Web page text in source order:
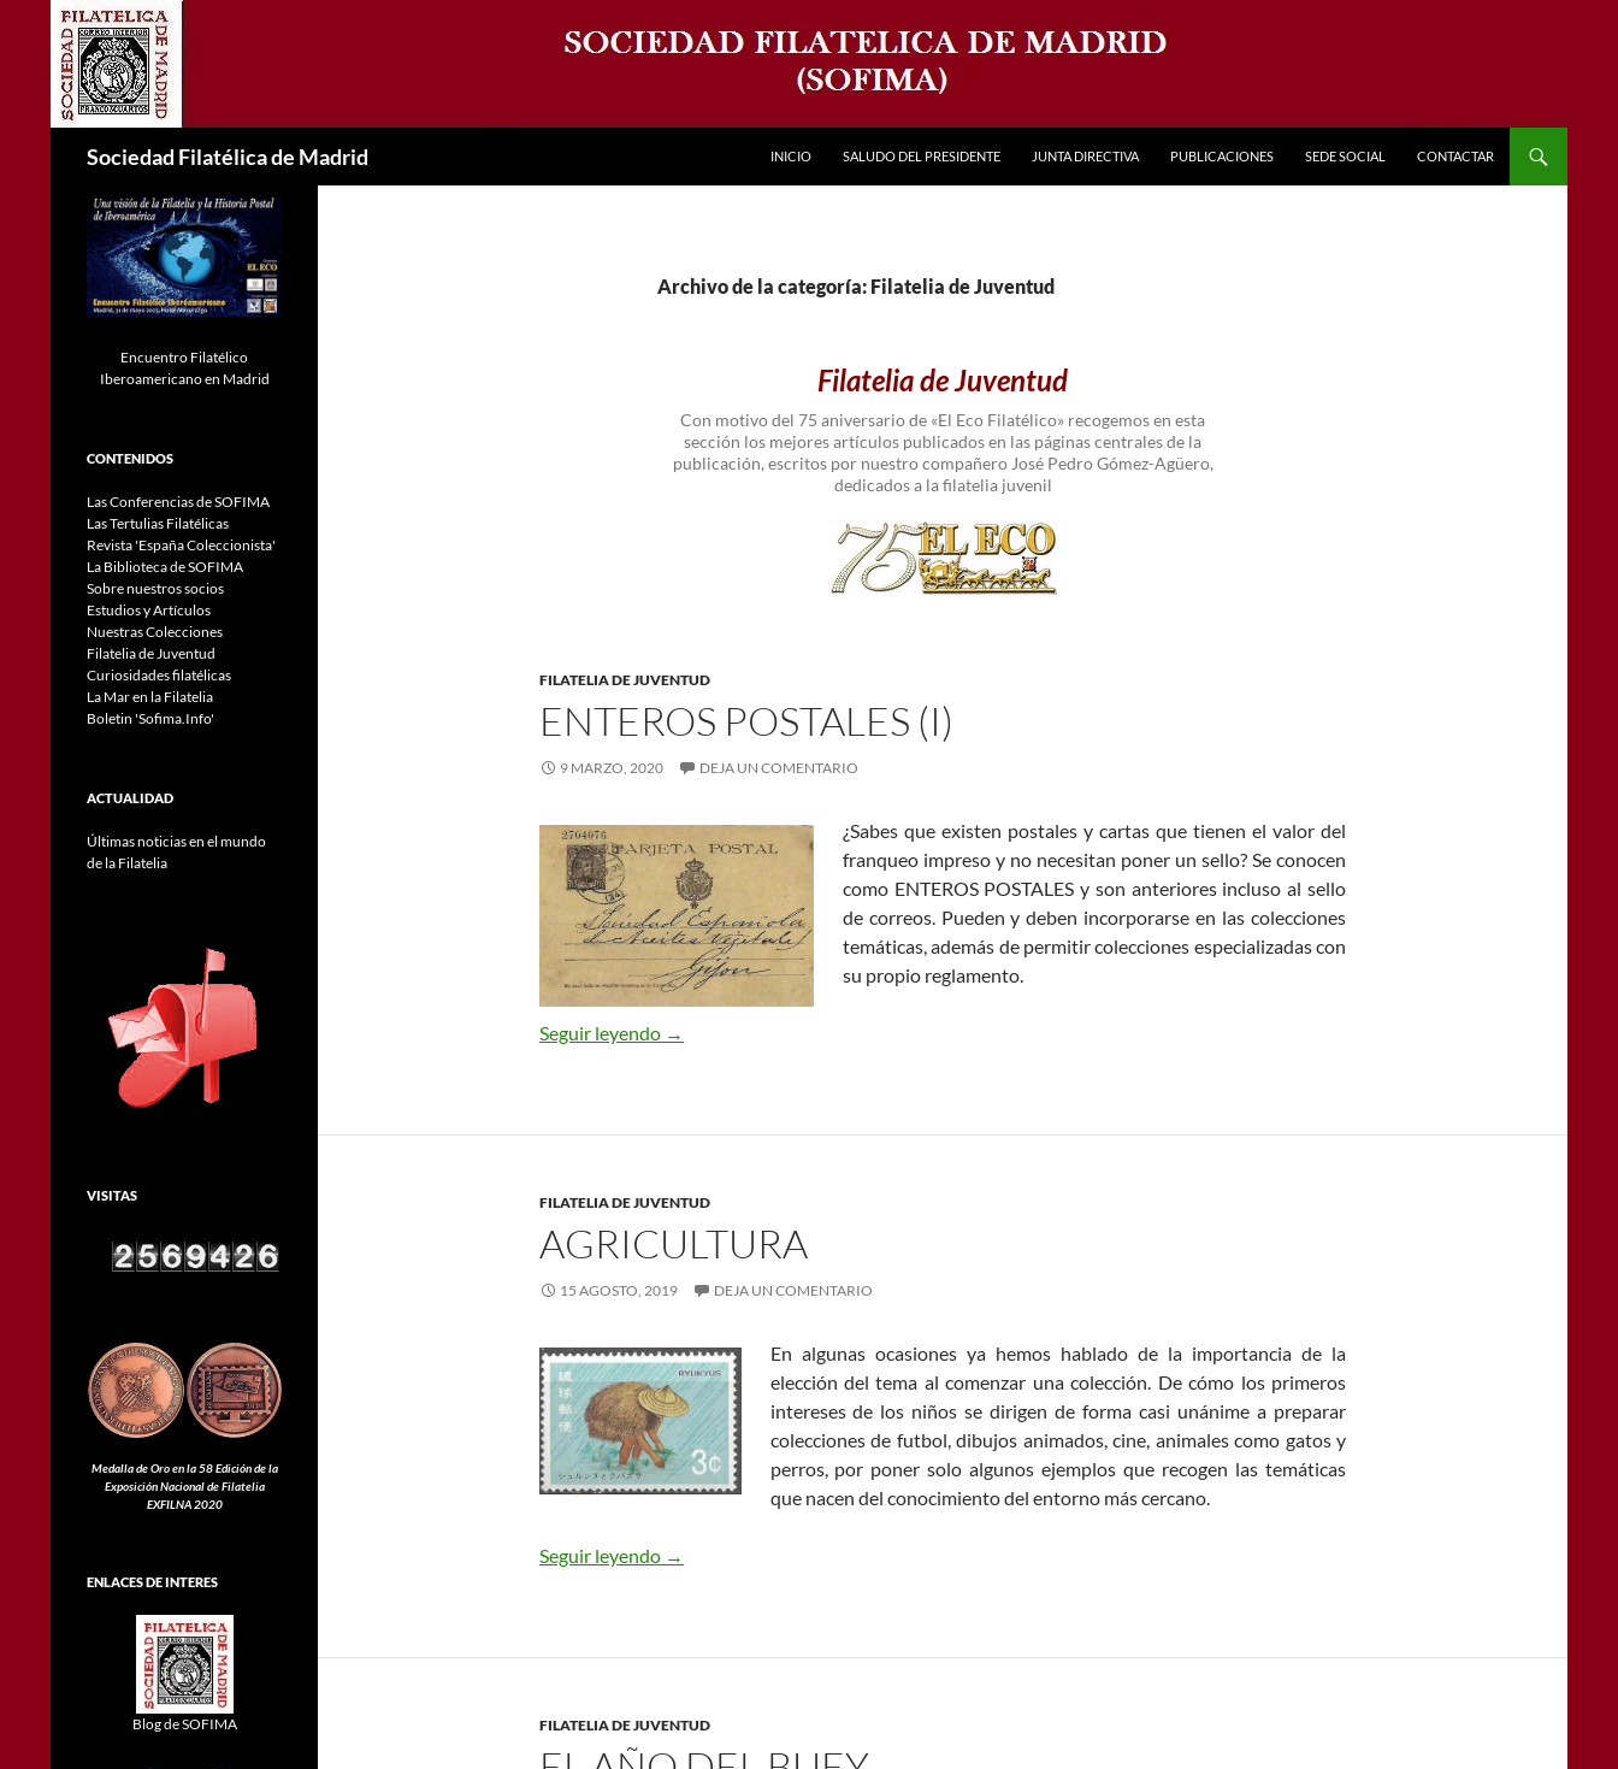
contenido
Sociedad Filatélica de Madrid INICIO SALUDO DEL PRESIDENTE JUNTA DIRECTIVA PUBLICACIONES SEDE SOCIAL CONTACTAR
Archivo de la categoría: Filatelia de Juventud
Filatelia de Juventud
Con motivo del 75 aniversario de «El Eco Filatélico» recogemos en esta
sección los mejores artículos publicados en las páginas centrales de la
publicación, escritos por nuestro compañero José Pedro Gómez-Agüero,
dedicados a la filatelia juvenil
FILATELIA DE JUVENTUD
ENTEROS POSTALES (I)
9 MARZO, 2020 DEJA UN COMENTARIO
¿Sabes que existen postales y cartas que tienen el valor del
franqueo impreso y no necesitan poner un sello? Se conocen
como ENTEROS POSTALES y son anteriores incluso al sello
de correos. Pueden y deben incorporarse en las colecciones
temáticas, además de permitir colecciones especializadas con
su propio reglamento.
Seguir leyendo Enteros Postales (I)
→
FILATELIA DE JUVENTUD
AGRICULTURA
15 AGOSTO, 2019 DEJA UN COMENTARIO
En algunas ocasiones ya hemos hablado de la importancia de la
elección del tema al comenzar una colección. De cómo los primeros
intereses de los niños se dirigen de forma casi unánime a preparar
colecciones de futbol, dibujos animados, cine, animales como gatos y
perros, por poner solo algunos ejemplos que recogen las temáticas
que nacen del conocimiento del entorno más cercano.
Seguir leyendo AGRICULTURA
→
FILATELIA DE JUVENTUD
Encuentro Filatélico
Iberoamericano en Madrid
CONTENIDOS
Las Conferencias de SOFIMA
Las Tertulias Filatélicas
Revista 'España Coleccionista'
La Biblioteca de SOFIMA
Sobre nuestros socios
Estudios y Artículos
Nuestras Colecciones
Filatelia de Juventud
Curiosidades filatélicas
La Mar en la Filatelia
Boletin 'Sofima.Info'
ACTUALIDAD
Últimas noticias en el mundo
de la Filatelia
VISITAS
Medalla de Oro en la 58 Edición de la
Exposición Nacional de Filatelia
EXFILNA 2020
ENLACES DE INTERES
Blog de SOFIMA